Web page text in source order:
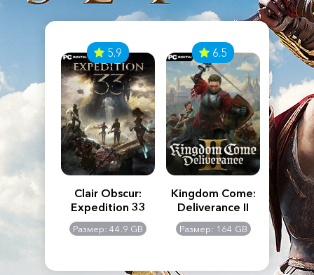
Creed
5.9
Clair Obscur:
Expedition 33
Размер: 44.9 GB
6.5
Kingdom Come:
Deliverance II
Размер: 164 GB
The